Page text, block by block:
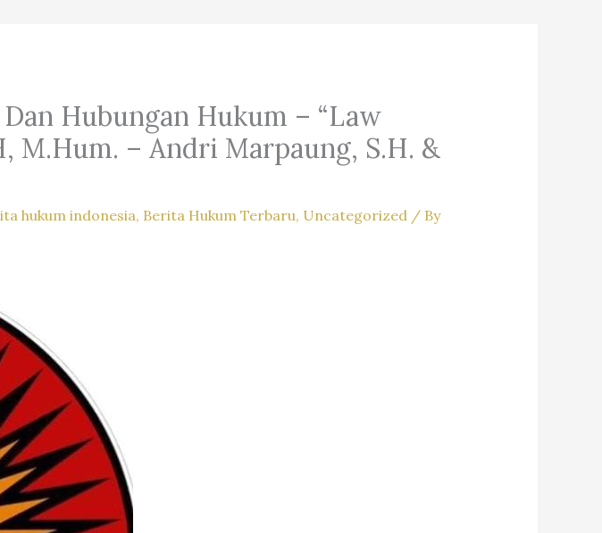
Hubungan Hukum – “Law
M.Hum. – Andri Marpaung, S.H. &
hukum indonesia, Berita Hukum Terbaru, Uncategorized/ By